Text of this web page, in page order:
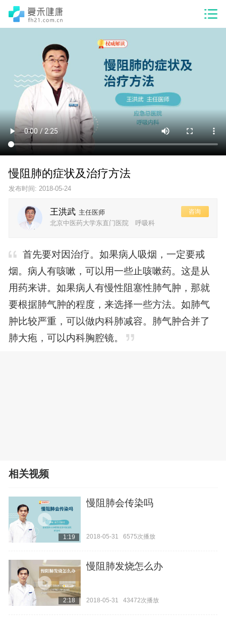
慢阻肺的症状及治疗方法
发布时间: 2018-05-24
王洪武 主任医师 咨询
北京中医药大学东直门医院 呼吸科
首先要对因治疗。如果病人吸烟，一定要戒
烟。病人有咳嗽，可以用一些止咳嗽药。这是从
用药来讲。如果病人有慢性阻塞性肺气肿，那就
要根据肺气肿的程度，来选择一些方法。如肺气
肿比较严重，可以做内科肺减容。肺气肿合并了
肺大疱，可以内科胸腔镜。
相关视频
1:19
慢阻肺会传染吗
2018-05-31 6575次播放
2:18
慢阻肺发烧怎么办
2018-05-31 43472次播放